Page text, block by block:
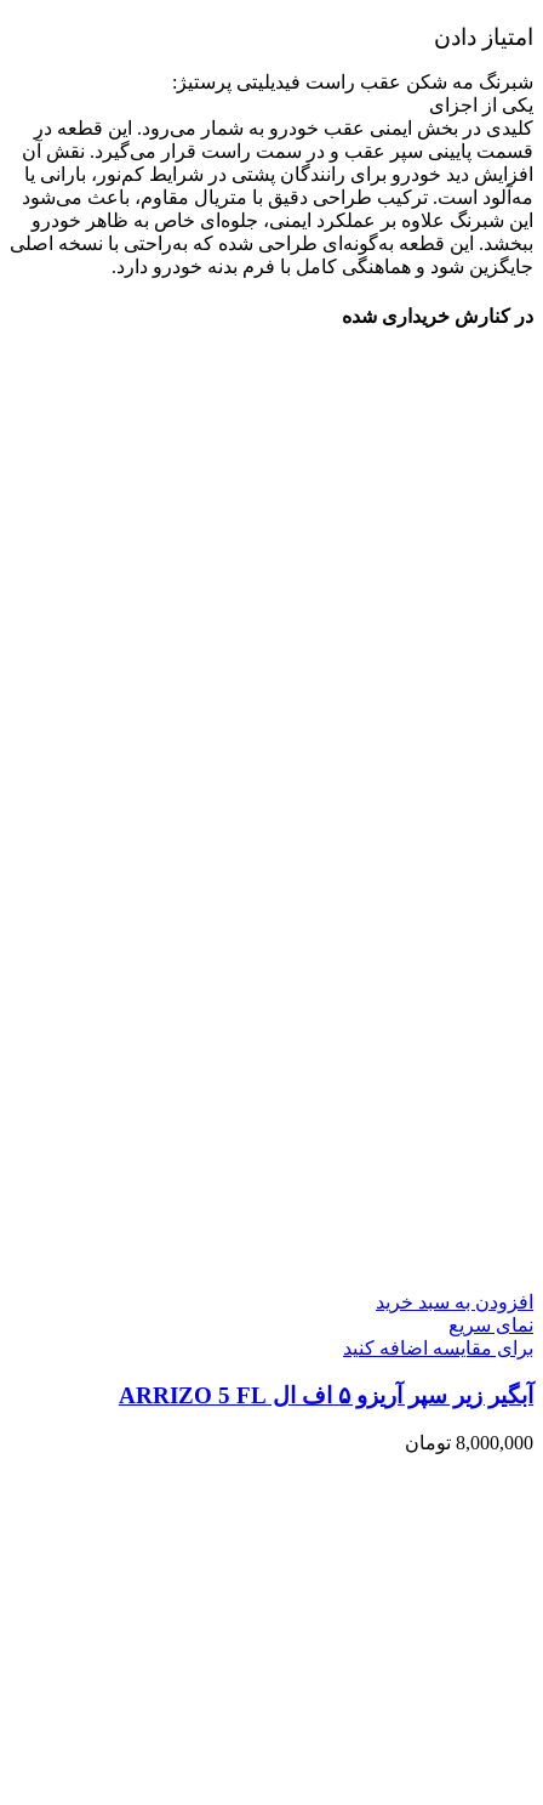
امتیاز دادن
شبرنگ مه شکن عقب راست فیدیلیتی پرستیژ:
یکی از اجزای
کلیدی در بخش ایمنی عقب خودرو به شمار می‌رود. این قطعه در
قسمت پایینی سپر عقب و در سمت راست قرار می‌گیرد. نقش آن
افزایش دید خودرو برای رانندگان پشتی در شرایط کم‌نور، بارانی یا
مه‌آلود است. ترکیب طراحی دقیق با متریال مقاوم، باعث می‌شود
این شبرنگ علاوه بر عملکرد ایمنی، جلوه‌ای خاص به ظاهر خودرو
ببخشد. این قطعه به‌گونه‌ای طراحی شده که به‌راحتی با نسخه اصلی
جایگزین شود و هماهنگی کامل با فرم بدنه خودرو دارد.
در کنارش خریداری شده
افزودن به سبد خرید
نمای سریع
برای مقایسه اضافه کنید
آبگیر زیر سپر آریزو ۵ اف ال ARRIZO 5 FL
8,000,000 تومان